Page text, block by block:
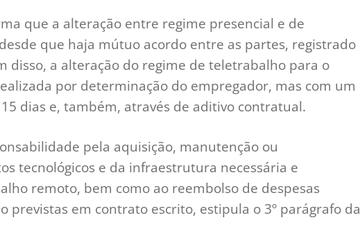
que a alteração entre regime presencial e de
que haja mútuo acordo entre as partes, registrado
disso, a alteração do regime de teletrabalho para o
por determinação do empregador, mas com um
dias e, também, através de aditivo contratual.
pela aquisição, manutenção ou
tecnológicos e da infraestrutura necessária e
remoto, bem como ao reembolso de despesas
previstas em contrato escrito, estipula o 3º parágrafo da